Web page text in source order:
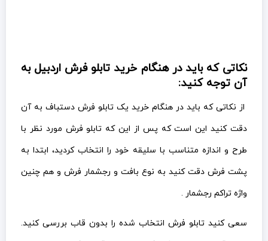
نکاتی که باید در هنگام خرید تابلو فرش اردبیل به
آن توجه کنید:
از نکاتی که باید در هنگام خرید یک تابلو فرش دستباف به آن
دقت کنید این است که پس از این که تابلو فرش مورد نظر با
طرح و اندازه متناسب با سلیقه خود را انتخاب کردید، ابتدا به
پشت فرش دقت کنید به نوع بافت و رجشمار فرش و هم چنین
واژه تراکم رجشمار .
سعی کنید تابلو فرش انتخاب شده را بدون قاب بررسی کنید.